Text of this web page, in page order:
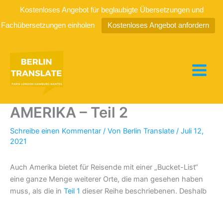
Kostenloses Angebot für beglaubigte Übersetzungen und
Fachübersetzungen einholen
Kostenloses Angebot anfordern
springen
AMERIKA – Teil 2
Schreibe einen Kommentar / Von Berlin Translate / Juli 12,
2021
Auch Amerika bietet für Reisende mit einer „Bucket-List“
eine ganze Menge weiterer Orte, die man gesehen haben
muss, als die in Teil 1 dieser Reihe beschriebenen. Deshalb